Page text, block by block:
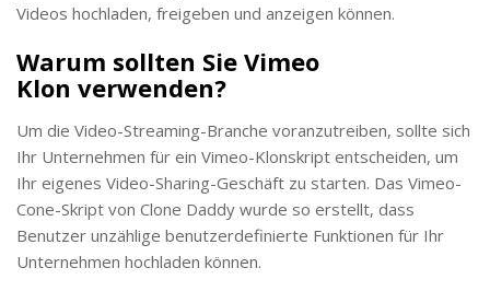
Videos hochladen, freigeben und anzeigen können.
Warum sollten Sie Vimeo
Klon verwenden?
Um die Video-Streaming-Branche voranzutreiben, sollte sich
Ihr Unternehmen für ein Vimeo-Klonskript entscheiden, um
Ihr eigenes Video-Sharing-Geschäft zu starten. Das Vimeo-
Cone-Skript von Clone Daddy wurde so erstellt, dass
Benutzer unzählige benutzerdefinierte Funktionen für Ihr
Unternehmen hochladen können.